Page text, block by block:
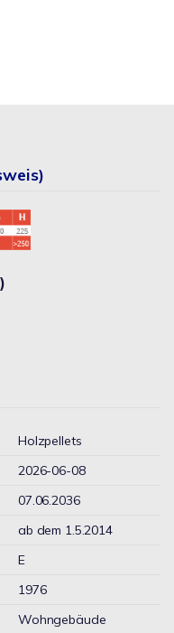
Holzpellets
2026-06-08
07.06.2036
ab dem 1.5.2014
E
1976
Wohngebäude